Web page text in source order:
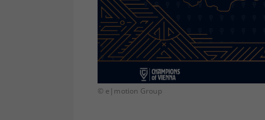
© e|motion Group